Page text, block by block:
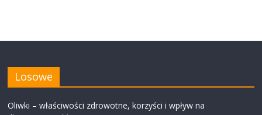
Losowe
Oliwki – właściwości zdrowotne, korzyści i wpływ na